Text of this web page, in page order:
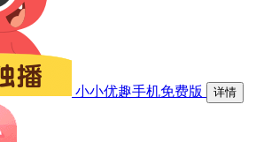
小小优趣手机免费版 详情